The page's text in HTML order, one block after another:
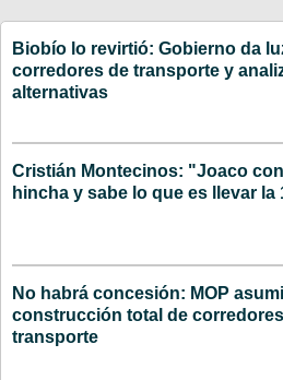
Biobío lo revirtió: Gobierno da
corredores de transporte y
alternativas
Cristián Montecinos: "Joaco
hincha y sabe lo que es llevar la
No habrá concesión: MOP
construcción total de
transporte